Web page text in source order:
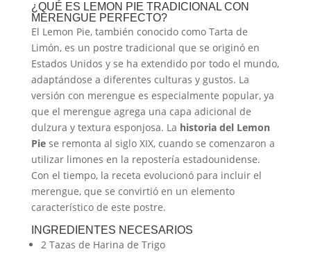
¿QUÉ ES LEMON PIE TRADICIONAL CON
MERENGUE PERFECTO?
El Lemon Pie, también conocido como Tarta de
Limón, es un postre tradicional que se originó en
Estados Unidos y se ha extendido por todo el mundo,
adaptándose a diferentes culturas y gustos. La
versión con merengue es especialmente popular, ya
que el merengue agrega una capa adicional de
dulzura y textura esponjosa. La historia del Lemon
Piese remonta al siglo XIX, cuando se comenzaron a
utilizar limones en la repostería estadounidense.
Con el tiempo, la receta evolucionó para incluir el
merengue, que se convirtió en un elemento
característico de este postre.
INGREDIENTES NECESARIOS
2 Tazas de Harina de Trigo